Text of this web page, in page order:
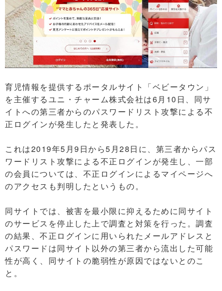
育児情報を提供するポータルサイト「ベビータウン」
を主催するユニ・チャーム株式会社は6月10日、同サ
イトへの第三者からのパスワードリスト攻撃による不
正ログインが発生したと発表した。
これは2019年5月9日から5月28日に、第三者からパス
ワードリスト攻撃による不正ログインが発生し、一部
の会員については、不正ログインによるマイページへ
のアクセスも判明したというもの。
同サイトでは、被害を最小限に抑えるために同サイト
のサービスを停止した上で調査と対策を行った。調査
の結果、不正ログインに用いられたメールアドレスと
パスワードは同サイト以外の第三者から流出した可能
性が高く、同サイトの脆弱性が原因ではないとのこ
と。